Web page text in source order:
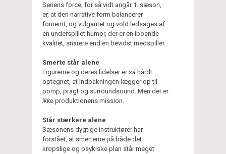
Seriens force, for så vidt angår 1. sæson,
er, at den narrative form balancerer
fornemt, og vulgaritet og vold ledsages af
en underspillet humor, der er en iboende
kvalitet, snarere end en bevidst medspiller.
Smerte står alene
Figurerne og deres lidelser erså hårdt
optegnet, at indpakningen lægger op til
pomp, pragt og surroundsound. Men det er
ikke produktionens mission.
Står stærkere alene
Sæsonens dygtige instruktører har
forstået, at smerterne på både det
kropslige og psykiske plan står meget